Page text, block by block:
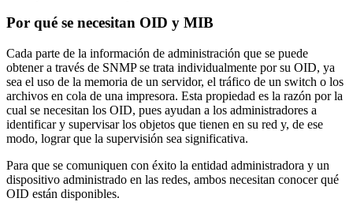
Por qué se necesitan OID y MIB
Cada parte de la información de administración que se puede
obtener a través de SNMP se trata individualmente por su OID, ya
sea el uso de la memoria de un servidor, el tráfico de un switch o los
archivos en cola de una impresora. Esta propiedad es la razón por la
cual se necesitan los OID, pues ayudan a los administradores a
identificar y supervisar los objetos que tienen en su red y, de ese
modo, lograr que la supervisión sea significativa.
Para que se comuniquen con éxito la entidad administradora y un
dispositivo administrado en las redes, ambos necesitan conocer qué
OID están disponibles.